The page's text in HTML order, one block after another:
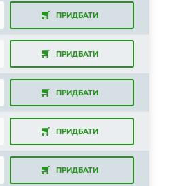
ПРИДБАТИ
ПРИДБАТИ
ПРИДБАТИ
ПРИДБАТИ
ПРИДБАТИ